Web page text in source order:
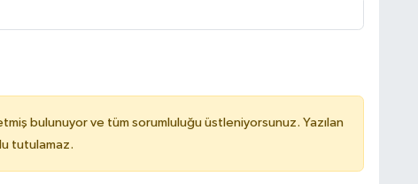
bulunuyor ve tüm sorumluluğu üstleniyorsunuz. Yazılan
tutulamaz.